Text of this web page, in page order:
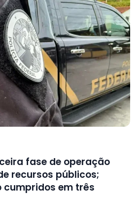
fase de operação
recursos públicos;
cumpridos em três